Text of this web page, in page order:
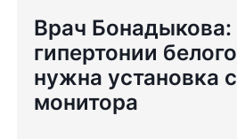
Врач Бонадыкова:
гипертонии
нужна установка
монитора